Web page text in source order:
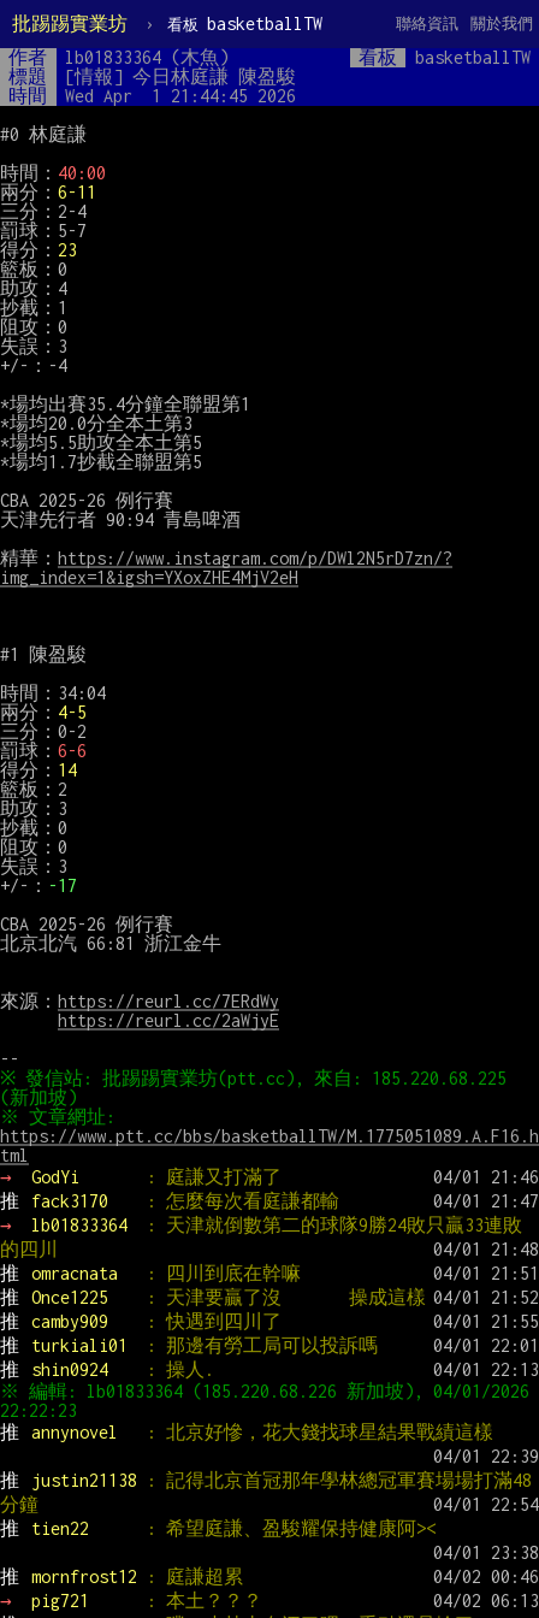
批踢踢實業坊 › 看板 basketballTW 關於我們
聯絡資訊
作者 lb01833364 (木魚) 看板
basketballTW
標題
[情報] 今日林庭謙 陳盈駿
時間
Wed Apr  1 21:44:45 2026
#0 林庭謙
時間： 40:00
兩分： 6-11
三分：2-4
罰球：5-7
得分： 23
籃板：0
助攻：4
抄截：1
阻攻：0
失誤：3
+/-：-4
*場均出賽35.4分鐘全聯盟第1
*場均20.0分全本土第3
*場均5.5助攻全本土第5
*場均1.7抄截全聯盟第5
CBA 2025-26 例行賽
天津先行者 90:94 青島啤酒
精華： https://www.instagram.com/p/DWl2N5rD7zn/?
img_index=1&igsh=YXoxZHE4MjV2eH
#1 陳盈駿
時間：34:04
兩分： 4-5
三分：0-2
罰球： 6-6
得分： 14
籃板：2
助攻：3
抄截：0
阻攻：0
失誤：3
+/-： -17
CBA 2025-26 例行賽
北京北汽 66:81 浙江金牛
來源： https://reurl.cc/7ERdWy
https://reurl.cc/2aWjyE
※ 發信站: 批踢踢實業坊(ptt.cc), 來自: 185.220.68.225
https://www.ptt.cc/bbs/basketballTW/M.1775051089.A.F16.h
tml
→
GodYi
: 庭謙又打滿了
推
fack3170
: 怎麼每次看庭謙都輸
→
lb01833364
: 天津就倒數第二的球隊9勝24敗只贏33連敗
的四川
推
omracnata
: 四川到底在幹嘛
推
Once1225
: 天津要贏了沒       操成這樣
推
camby909
: 快遇到四川了
推
turkiali01
: 那邊有勞工局可以投訴嗎
推
shin0924
: 操人.
※ 編輯: lb01833364 (185.220.68.226 新加坡), 04/01/2026
推
annynovel : 北京好慘，花大錢找球星結果戰績這樣
推 justin21138
: 記得北京首冠那年學林總冠軍賽場場打滿48
分鐘
推
tien22 : 希望庭謙、盈駿耀保持健康阿><
推 mornfrost12
: 庭謙超累
→
pig721
: 本土？？？